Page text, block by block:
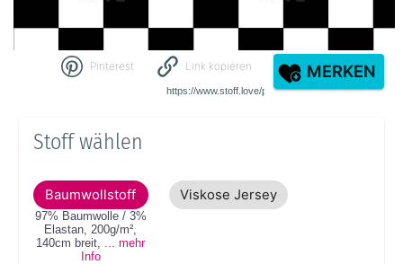
Pinterest Link kopieren MERKEN
Stoff wählen
Baumwollstoff
97% Baumwolle / 3%
Elastan 200g/m²
140cm breit
... mehr
Info
Viskose Jersey